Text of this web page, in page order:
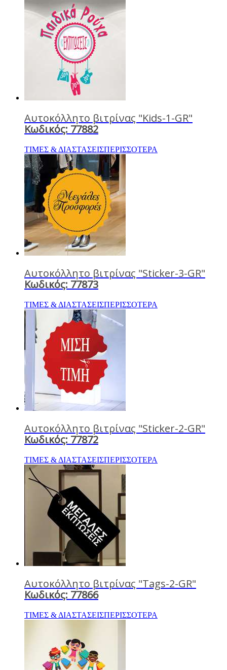
Αυτοκόλλητο βιτρίνας "Kids-1-GR"
Κωδικός: 77882
ΤΙΜΕΣ & ΔΙΑΣΤΑΣΕΙΣΠΕΡΙΣΣΟΤΕΡΑ
Αυτοκόλλητο βιτρίνας "Sticker-3-GR"
Κωδικός: 77873
ΤΙΜΕΣ & ΔΙΑΣΤΑΣΕΙΣΠΕΡΙΣΣΟΤΕΡΑ
Αυτοκόλλητο βιτρίνας "Sticker-2-GR"
Κωδικός: 77872
ΤΙΜΕΣ & ΔΙΑΣΤΑΣΕΙΣΠΕΡΙΣΣΟΤΕΡΑ
Αυτοκόλλητο βιτρίνας "Tags-2-GR"
Κωδικός: 77866
ΤΙΜΕΣ & ΔΙΑΣΤΑΣΕΙΣΠΕΡΙΣΣΟΤΕΡΑ